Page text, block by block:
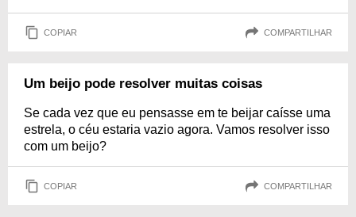
COPIAR COMPARTILHAR
Um beijo pode resolver muitas coisas
Se cada vez que eu pensasse em te beijar caísse uma
estrela, o céu estaria vazio agora. Vamos resolver isso
com um beijo?
COPIAR COMPARTILHAR